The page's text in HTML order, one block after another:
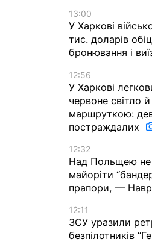
13:00
У Харкові
тис. доларів
бронювання і
12:56
У Харкові
червоне світло й
маршруткою:
постраждалих
12:32
Над Польщею
майоріти
прапори, —
12:11
ЗСУ уразили
безпілотників